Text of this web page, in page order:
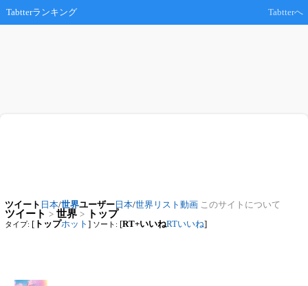
Tabtterへ
Tabtterランキング
ツイート 日本/世界ユーザー日本/世界 リスト 動画 このサイトについて
ツイート >世界 >トップ
タイプ: [トップホット ] ソート: [RT+いいねRTいいね]